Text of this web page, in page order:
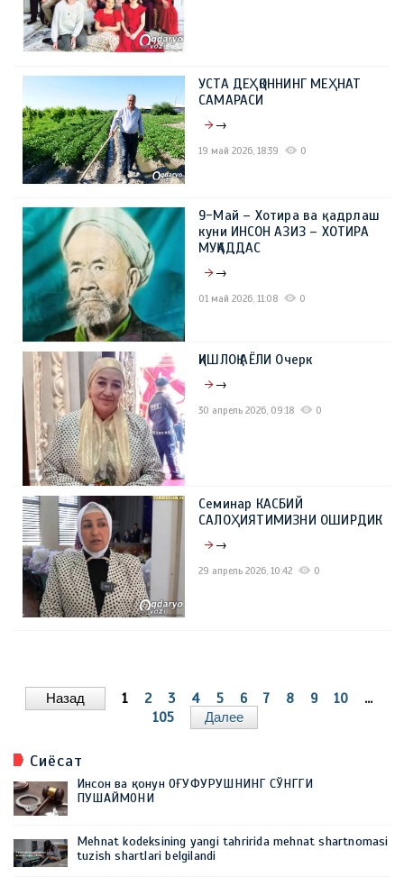
УСТА ДЕҲҚОННИНГ МЕҲНАТ
САМАРАСИ
→
19 май 2026, 18:39 0
9-Май – Хотира ва қадрлаш
куни ИНСОН АЗИЗ – ХОТИРА
МУҚАДДАС
→
01 май 2026, 11:08 0
ҚИШЛОҚ АЁЛИ Очерк
→
30 апрель 2026, 09:18 0
Семинар КАСБИЙ
САЛОҲИЯТИМИЗНИ ОШИРДИК
→
29 апрель 2026, 10:42 0
Назад 1 2 3 4 5 6 7 8 9 10
...
105
Далее
Сиёсат
Инсон ва қонун ОҒУФУРУШНИНГ СЎНГГИ
ПУШАЙМОНИ
Mehnat kodeksining yangi tahririda mehnat shartnomasi
tuzish shartlari belgilandi